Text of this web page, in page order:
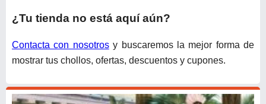
¿Tu tienda no está aquí aún?
Contacta con nosotrosy buscaremos la mejor forma de
mostrar tus chollos, ofertas, descuentos y cupones.